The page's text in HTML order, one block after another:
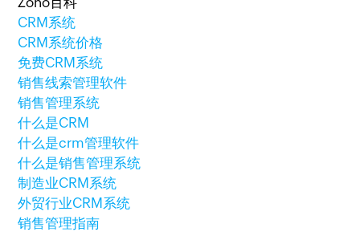
CRM系统
CRM系统价格
免费CRM系统
销售线索管理软件
销售管理系统
什么是CRM
什么是crm管理软件
什么是销售管理系统
制造业CRM系统
外贸行业CRM系统
销售管理指南